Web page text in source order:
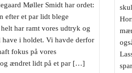
Møller Smidt har ordet:
efter et par lidt blege
har ramt vores udtryk og
i holdet. Vi havde derfor
fokus på vores
og ændret lidt på et par […]